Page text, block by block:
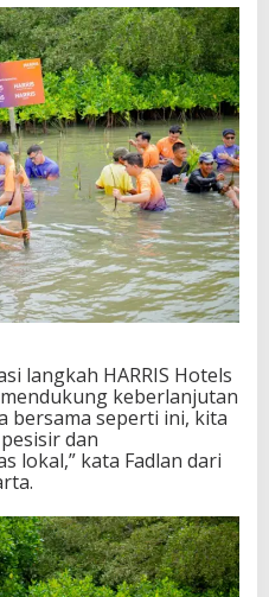
langkah HARRIS Hotels
keberlanjutan
bersama seperti ini, kita
dan
lokal,” kata Fadlan dari